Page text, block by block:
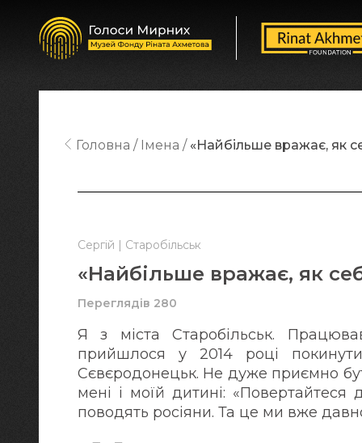
Сергій | Старобільськ
«Найбільше вражає, як
Переглядів 280
Я з міста Старобільськ.
прийшлося у 2014 році
Сєвєродонецьк. Не дуже приємно
мені і моїй дитині:
поводять росіяни. Та це ми вже
Головна Імена «Найбільше вражає, як